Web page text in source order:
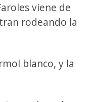
viene de
rodeando la
blanco, y la